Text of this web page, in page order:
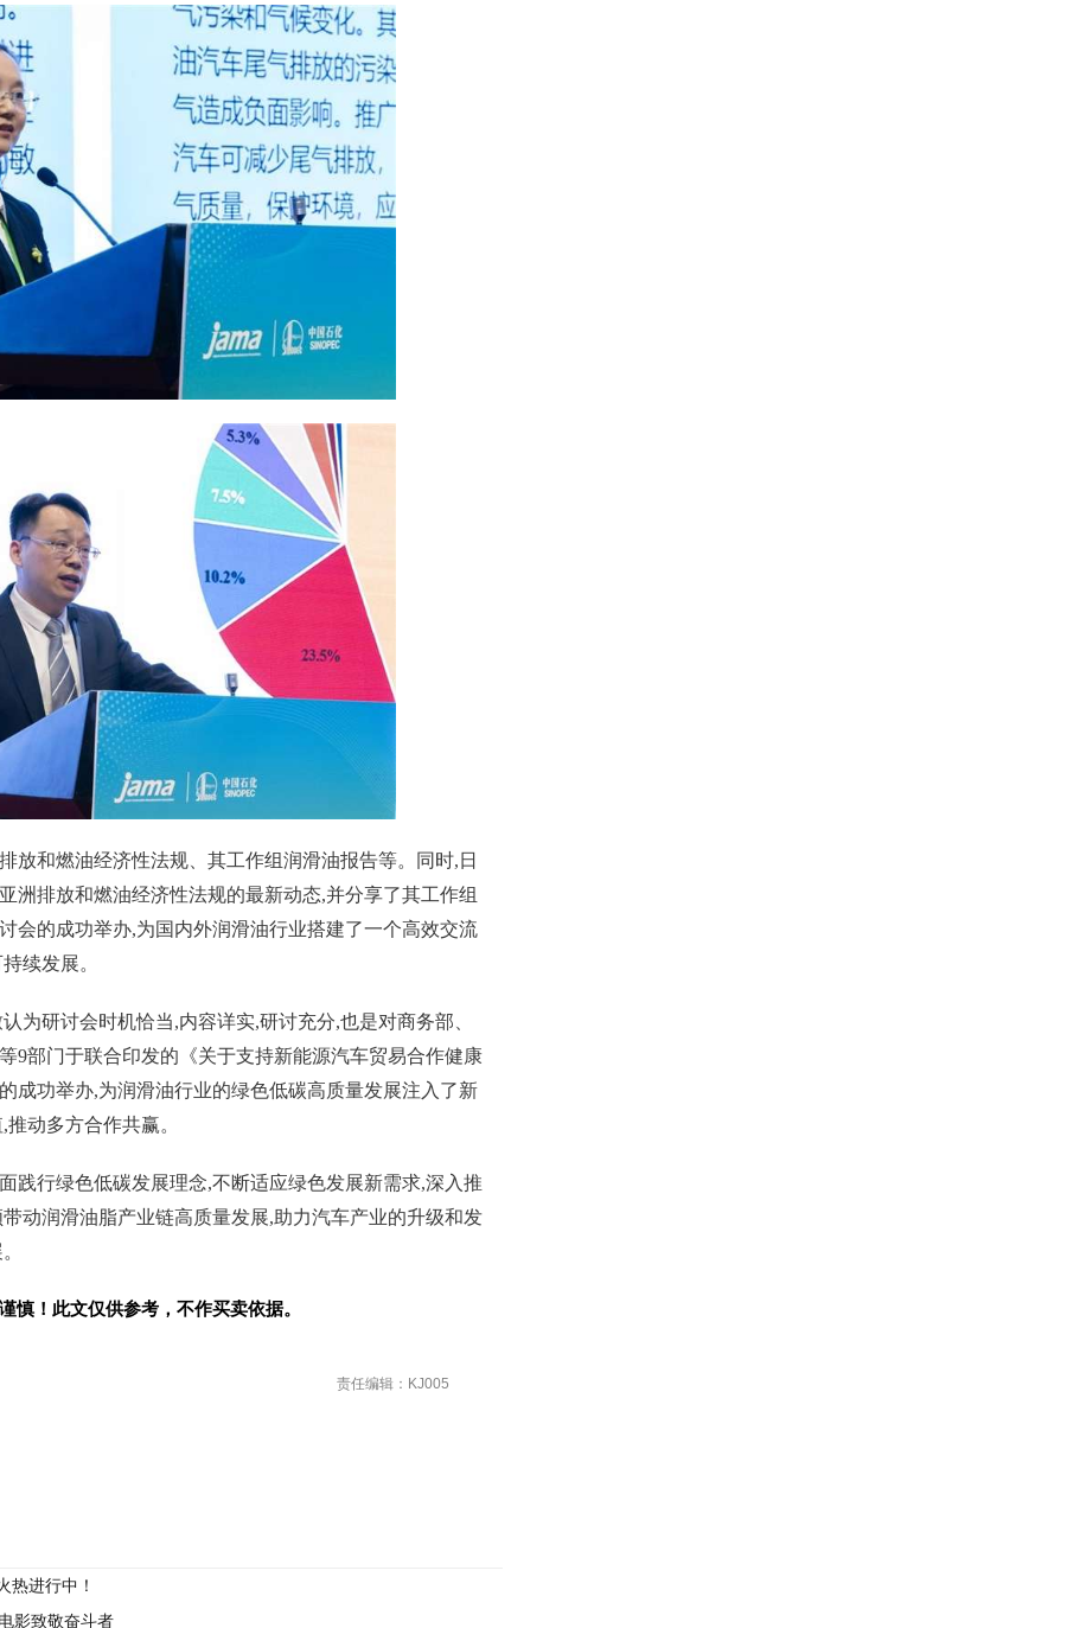
放和燃油经济性法规、其工作组润滑油报告等。同时,日
洲排放和燃油经济性法规的最新动态,并分享了其工作组
会的成功举办,为国内外润滑油行业搭建了一个高效交流
续发展。
为研讨会时机恰当,内容详实,研讨充分,也是对商务部、
9部门于联合印发的《关于支持新能源汽车贸易合作健康
成功举办,为润滑油行业的绿色低碳高质量发展注入了新
动多方合作共赢。
践行绿色低碳发展理念,不断适应绿色发展新需求,深入推
动润滑油脂产业链高质量发展,助力汽车产业的升级和发
慎！此文仅供参考，不作买卖依据。
责任编辑：KJ005
热进行中！
影致敬奋斗者